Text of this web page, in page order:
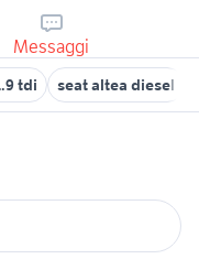
Messaggi
tdi seat altea diesel